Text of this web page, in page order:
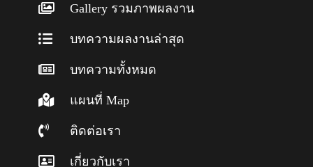
Gallery รวมภาพผลงาน
บทความผลงานล่าสุด
บทความทั้งหมด
แผนที่ Map
ติดต่อเรา
เกี่ยวกับเรา